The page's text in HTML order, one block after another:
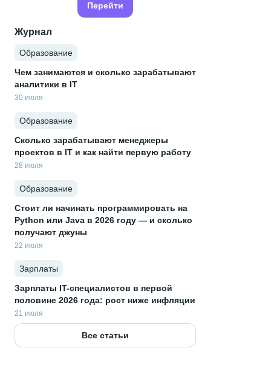
Перейти
Журнал
Образование
Чем занимаются и сколько зарабатывают
аналитики в IT
30 июля
Образование
Сколько зарабатывают менеджеры
проектов в IT и как найти первую работу
28 июля
Образование
Стоит ли начинать программировать на
Python или Java в 2026 году — и сколько
получают джуны
22 июля
Зарплаты
Зарплаты IT-специалистов в первой
половине 2026 года: рост ниже инфляции
21 июля
Все статьи